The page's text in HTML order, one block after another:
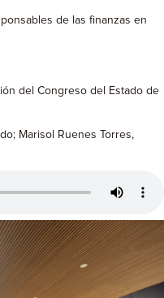
de las finanzas en
del Congreso del Estado de
Marisol Ruenes Torres,